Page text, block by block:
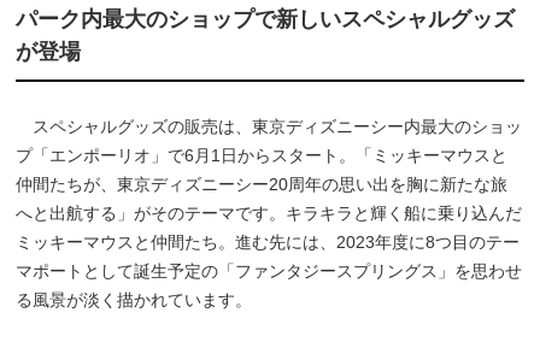
パーク内最大のショップで新しいスペシャルグッズ
が登場
スペシャルグッズの販売は、東京ディズニーシー内最大のショッ
プ「エンポーリオ」で6月1日からスタート。「ミッキーマウスと
仲間たちが、東京ディズニーシー20周年の思い出を胸に新たな旅
へと出航する」がそのテーマです。キラキラと輝く船に乗り込んだ
ミッキーマウスと仲間たち。進む先には、2023年度に8つ目のテー
マポートとして誕生予定の「ファンタジースプリングス」を思わせ
る風景が淡く描かれています。